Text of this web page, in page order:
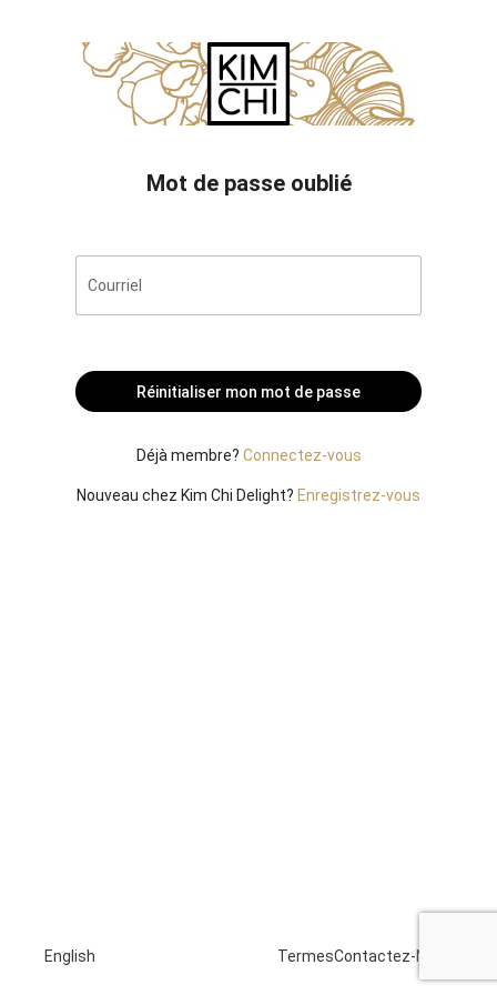
Mot de passe oublié
Courriel
Réinitialiser mon mot de passe
Déjà membre? Connectez-vous
Nouveau chez Kim Chi Delight? Enregistrez-vous
English TermesContactez-Nous